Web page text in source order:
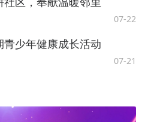
07-22
少年健康成长活动
07-21